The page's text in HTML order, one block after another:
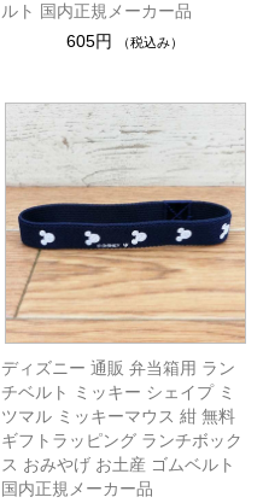
ルト 国内正規メーカー品
605円
（税込み）
ディズニー 通販 弁当箱用 ラン
チベルト ミッキー シェイプ ミ
ツマル ミッキーマウス 紺 無料
ギフトラッピング ランチボック
ス おみやげ お土産 ゴムベルト
国内正規メーカー品